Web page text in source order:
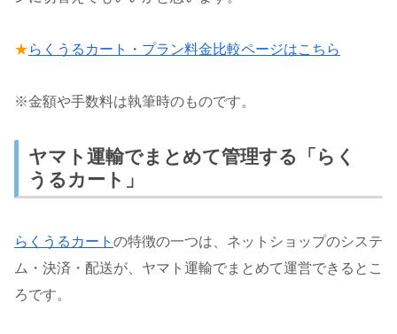
★らくうるカート・プラン料金比較ページはこちら
※金額や手数料は執筆時のものです。
ヤマト運輸でまとめて管理する「らく
うるカート」
らくうるカート の特徴の一つは、ネットショップのシステ
ム・決済・配送が、ヤマト運輸でまとめて運営できるとこ
ろです。